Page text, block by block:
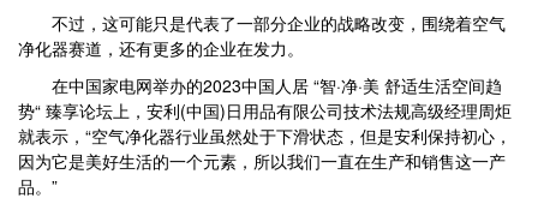
不过，这可能只是代表了一部分企业的战略改变，围绕着空气
净化器赛道，还有更多的企业在发力。
在中国家电网举办的2023中国人居 “智·净·美 舒适生活空间趋
势“ 臻享论坛上，安利(中国)日用品有限公司技术法规高级经理周炬
就表示，“空气净化器行业虽然处于下滑状态，但是安利保持初心，
因为它是美好生活的一个元素，所以我们一直在生产和销售这一产
品。”